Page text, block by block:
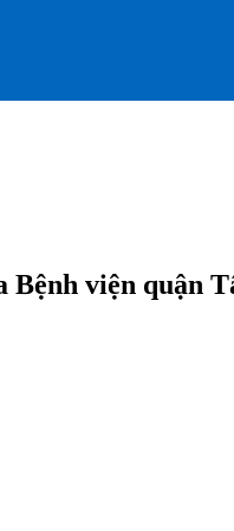
Bệnh viện quận